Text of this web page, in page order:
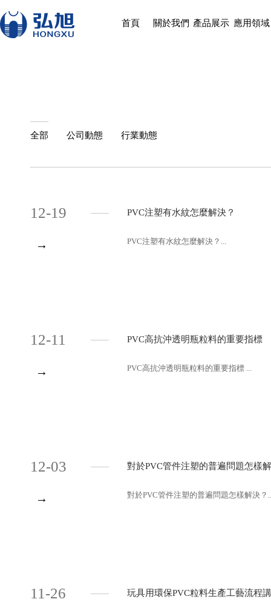
首頁 關於我們 產品展示 應用領域
全部 公司動態 行業動態
12-19
→
PVC注塑有水紋怎麼解決？
PVC注塑有水紋怎麼解決？...
12-11
→
PVC高抗沖透明瓶粒料的重要指標
PVC高抗沖透明瓶粒料的重要指標 ...
12-03
→
對於PVC管件注塑的普遍問題怎樣
對於PVC管件注塑的普遍問題怎樣解決？
11-26 玩具用環保PVC粒料生產工藝流程